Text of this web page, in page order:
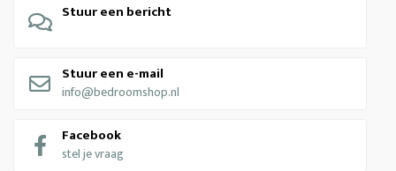
Stuur een bericht
Stuur een e-mail
info@bedroomshop.nl
Facebook
stel je vraag